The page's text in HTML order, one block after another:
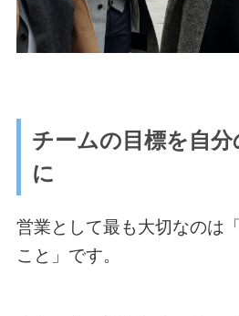
チームの目標を自分
に
営業として最も大切なのは
こと」です。